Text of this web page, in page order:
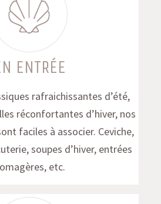
ENTRÉE
rafraichissantes d’été,
réconfortantes d’hiver, nos
faciles à associer. Ceviche,
soupes d’hiver, entrées
etc.